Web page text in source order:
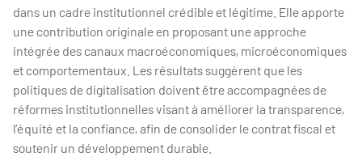
dans un cadre institutionnel crédible et légitime. Elle apporte
une contribution originale en proposant une approche
intégrée des canaux macroéconomiques, microéconomiques
et comportementaux. Les résultats suggèrent que les
politiques de digitalisation doivent être accompagnées de
réformes institutionnelles visant à améliorer la transparence,
l’équité et la confiance, afin de consolider le contrat fiscal et
soutenir un développement durable.